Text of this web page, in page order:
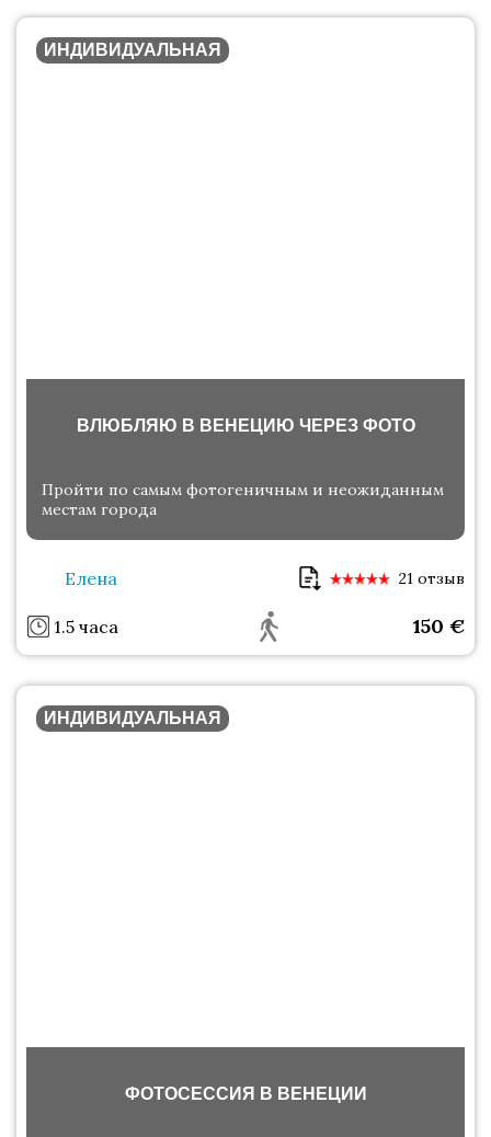
ИНДИВИДУАЛЬНАЯ
ВЛЮБЛЯЮ В ВЕНЕЦИЮ ЧЕРЕЗ ФОТО
Пройти по самым фотогеничным и неожиданным
местам города
Елена 21 отзыв
1.5 часа 150 €
ИНДИВИДУАЛЬНАЯ
ФОТОСЕССИЯ В ВЕНЕЦИИ